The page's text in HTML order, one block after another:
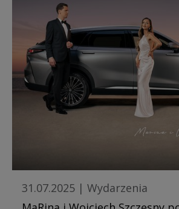
31.07.2025 | Wydarzenia